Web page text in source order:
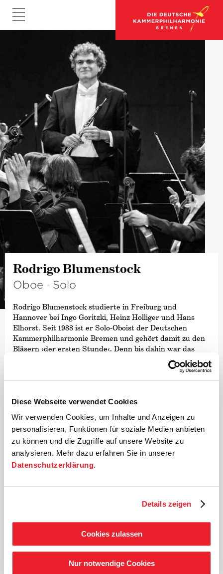
Diese Webseite verwendet Cookies
Wir verwenden Cookies, um Inhalte und Anzeigen zu
personalisieren, Funktionen für soziale Medien anbieten
zu können und die Zugriffe auf unsere Website zu
analysieren. Mehr dazu erfahren Sie in unserer
Datenschutzerklärung.
Details zeigen
Cookies zulassen
Nur notwendige Cookies
©
Rodrigo Blumenstock
Oboe · Solo
Rodrigo Blumenstock studierte in Freiburg und
Hannover bei Ingo Goritzki, Heinz Holliger und Hans
Elhorst. Seit 1988 ist er Solo-Oboist der Deutschen
Kammer­philharmonie Bremen und gehört damit zu den
Bläsern ›der ersten Stunde‹. Denn bis dahin war das
Anfangs trat er viel als Solist auf, begleitet u. a. vom
Frankfurt, Köln, bei der ›Bachwoche Ansbach‹, dem
›Shanghai International Radio Music Festival‹ und dem
›Mozart Fest Würzburg‹.
Er interessiert sich für das Musizieren auf historischen
Instrumenten ebenso wie für die Neue Musik. Der
Es folgte eine Phase, in der Rodrigo Blumenstock an den
Seit einigen Jahren nun ist das Dirigieren in den
Vordergrund seiner Aktivitäten neben der Kammer­
philharmonie gerückt. Rodrigo Blumenstock ist Dirigent